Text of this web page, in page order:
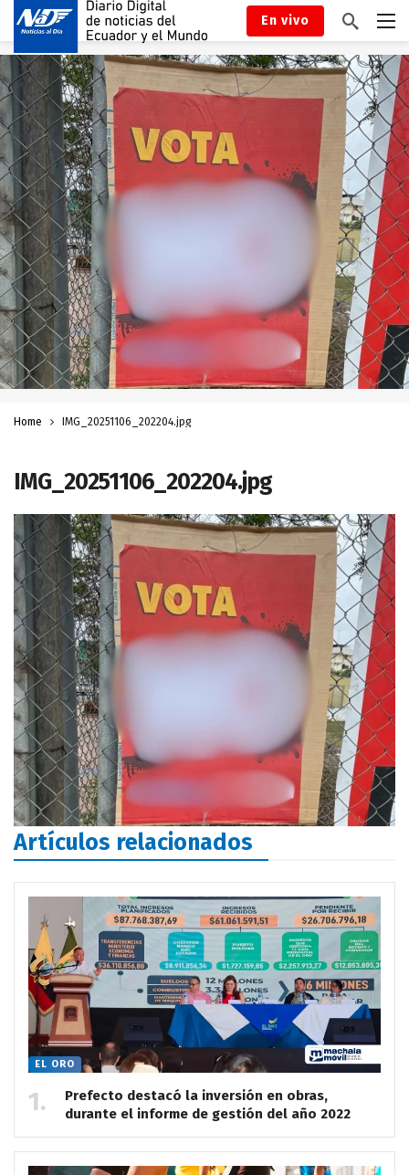
En vivo
Home IMG_20251106_202204.jpg
IMG_20251106_202204.jpg
Artículos relacionados
EL ORO
Prefecto destacó la inversión en obras,
durante el informe de gestión del año 2022